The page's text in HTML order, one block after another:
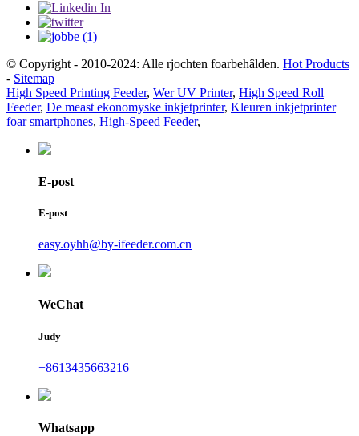
© Copyright - 2010-2024: Alle rjochten foarbehâlden. Hot Products
- Sitemap
High Speed ​​Printing Feeder, Wer UV Printer, High Speed ​​Roll
Feeder, De meast ekonomyske inkjetprinter, Kleuren inkjetprinter
foar smartphones, High-Speed ​​Feeder,
E-post
E-post
easy.oyhh@by-ifeeder.com.cn
WeChat
Judy
+8613435663216
Whatsapp